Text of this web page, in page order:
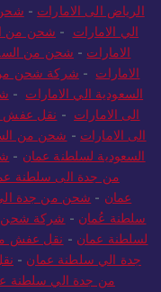
الرياض الى الامارات - شحن
الي الامارات - شحن من
الامارات - شحن من
الامارات - شركة شحن من
السعودية الي الامارات -
الى الامارات - نقل عفش
الى الامارات - شحن من
السعودية لسلطنة عمان -
من جدة الى سلطنة
عمان - شحن من جدة
سلطنة عُمان - شركة شحن
لسلطنة عمان - نقل عفش
جدة الي سلطنة عمان -
من جدة الي سلطنة